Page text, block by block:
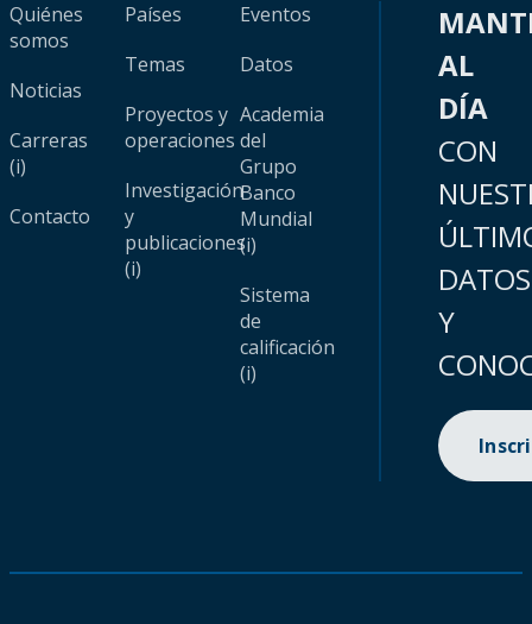
Quiénes
somos
Noticias
Carreras
(i)
Contacto
Países
Temas
Proyectos y
operaciones
Investigación
y
publicaciones
(i)
Eventos
Datos
Academia
del
Grupo
Banco
Mundial
(i)
Sistema
de
calificación
(i)
AL
DÍA
CON
DATOS
Y